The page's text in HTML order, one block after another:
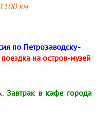
км
по Петрозаводску -
поездка на остров-музей
Завтрак в кафе города